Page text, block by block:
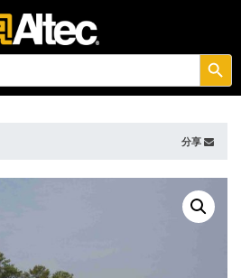
搜索按钮
分享